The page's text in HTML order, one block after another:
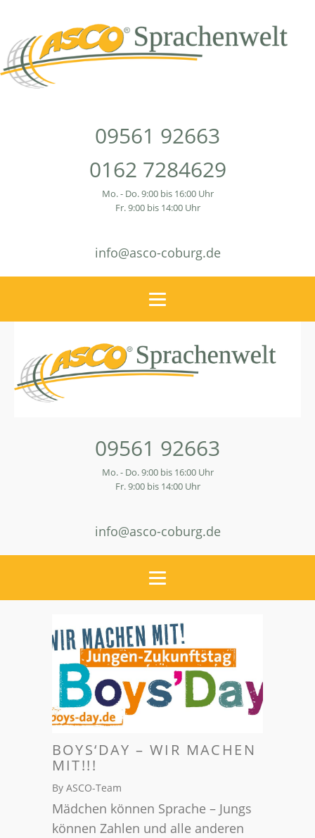
09561 92663
0162 7284629
Mo. - Do. 9:00 bis 16:00 Uhr
Fr. 9:00 bis 14:00 Uhr
info@asco-coburg.de
09561 92663
Mo. - Do. 9:00 bis 16:00 Uhr
Fr. 9:00 bis 14:00 Uhr
info@asco-coburg.de
BOYS‘DAY – WIR MACHEN
MIT!!!
By ASCO-Team
Mädchen können Sprache – Jungs
können Zahlen und alle anderen